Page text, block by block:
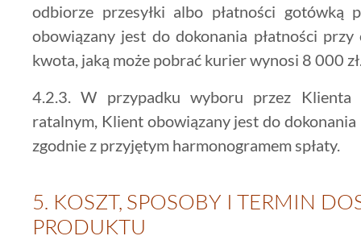
odbiorze przesyłki albo płatności gotówką
obowiązany jest do dokonania płatności przy
kwota, jaką może pobrać kurier wynosi 8 000
4.2.3. W przypadku wyboru przez Klienta
ratalnym, Klient obowiązany jest do
zgodnie z przyjętym harmonogramem spłaty.
5. KOSZT, SPOSOBY I TERMIN
PRODUKTU